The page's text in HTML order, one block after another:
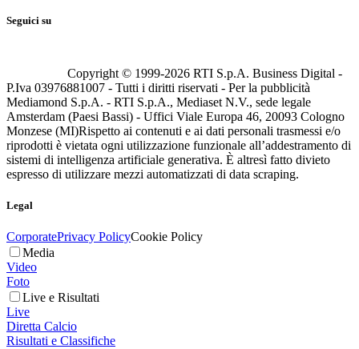
Seguici su
Copyright © 1999-2026 RTI S.p.A. Business Digital -
P.Iva 03976881007 - Tutti i diritti riservati - Per la pubblicità
Mediamond S.p.A. - RTI S.p.A., Mediaset N.V., sede legale
Amsterdam (Paesi Bassi) - Uffici Viale Europa 46, 20093 Cologno
Monzese (MI)Rispetto ai contenuti e ai dati personali trasmessi e/o
riprodotti è vietata ogni utilizzazione funzionale all’addestramento di
sistemi di intelligenza artificiale generativa. È altresì fatto divieto
espresso di utilizzare mezzi automatizzati di data scraping.
Legal
CorporatePrivacy PolicyCookie Policy
Media
Video
Foto
Live e Risultati
Live
Diretta Calcio
Risultati e Classifiche